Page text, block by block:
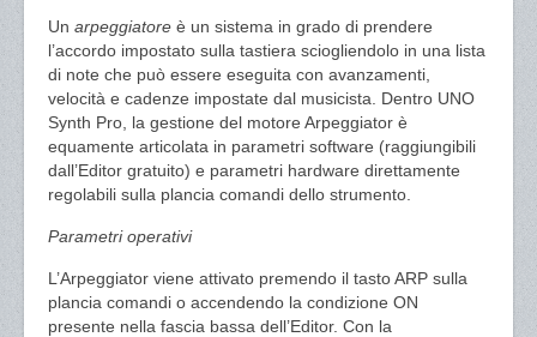
Un arpeggiatore è un sistema in grado di prendere
l’accordo impostato sulla tastiera sciogliendolo in una lista
di note che può essere eseguita con avanzamenti,
velocità e cadenze impostate dal musicista. Dentro UNO
Synth Pro, la gestione del motore Arpeggiator è
equamente articolata in parametri software (raggiungibili
dall’Editor gratuito) e parametri hardware direttamente
regolabili sulla plancia comandi dello strumento.
Parametri operativi
L’Arpeggiator viene attivato premendo il tasto ARP sulla
plancia comandi o accendendo la condizione ON
presente nella fascia bassa dell’Editor. Con la